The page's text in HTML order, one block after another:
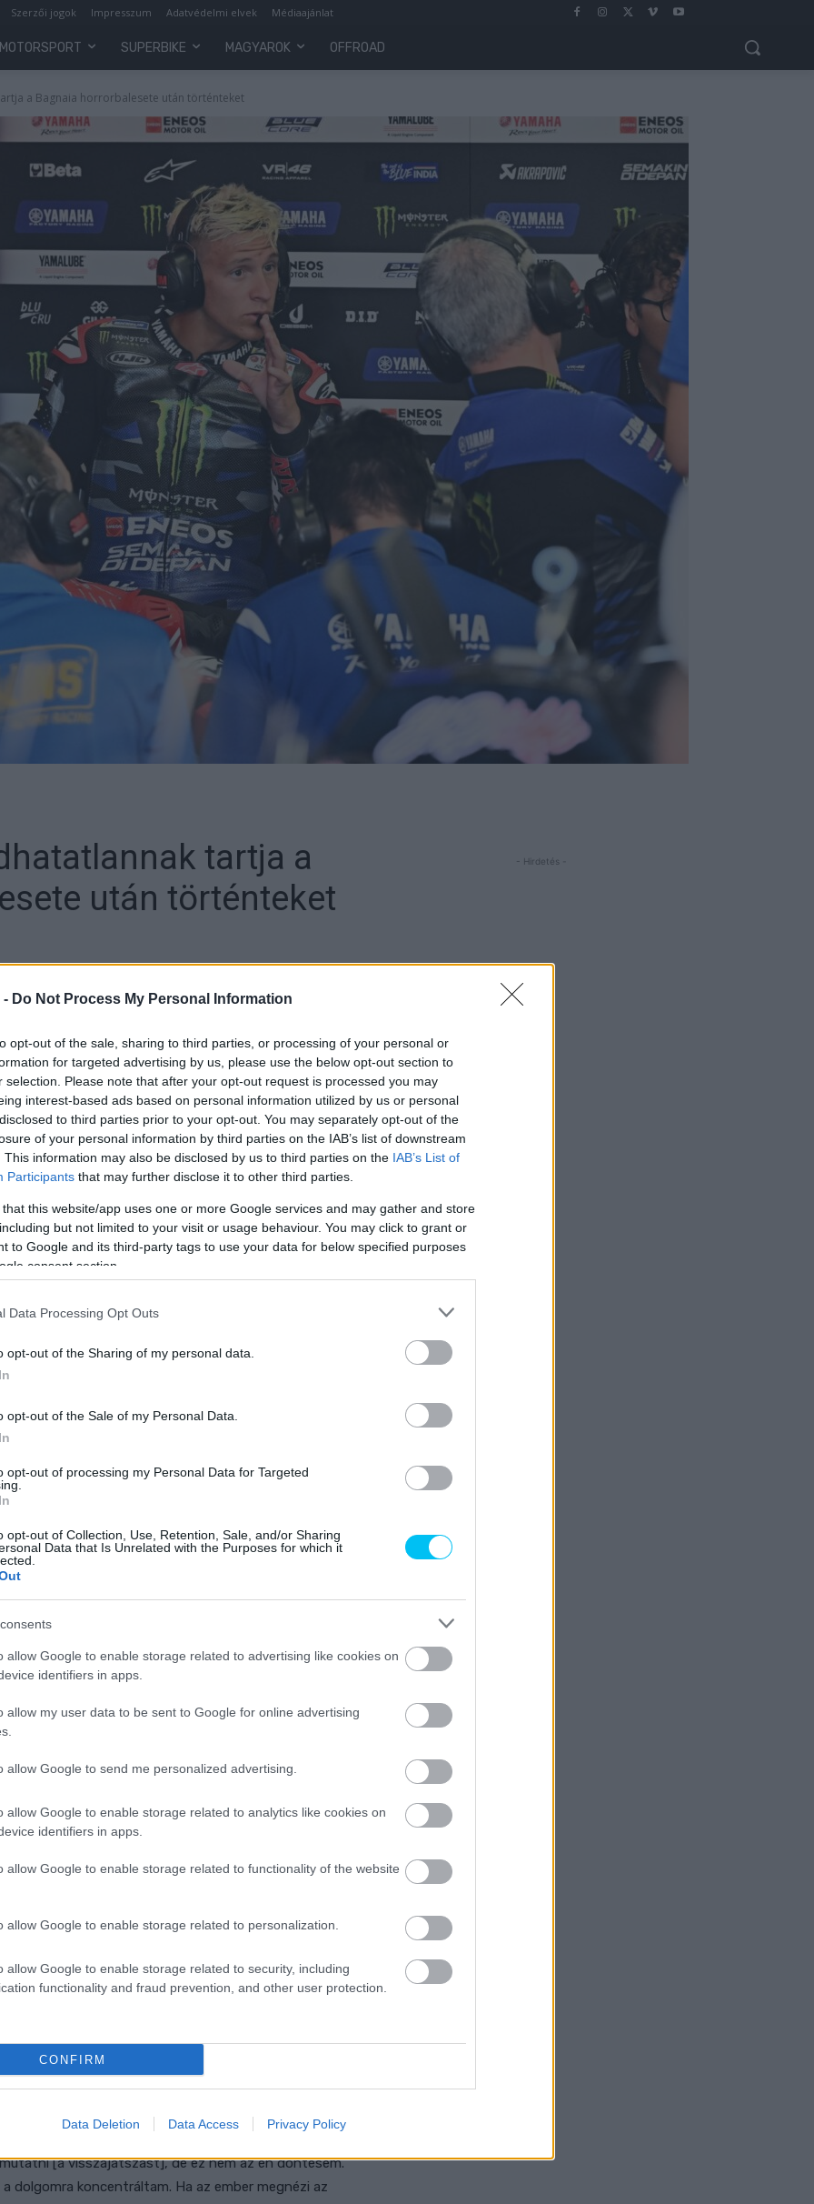
- Do Not Process My Personal Information
opt-out of the sale, sharing to third parties, or processing of your personal or
for targeted advertising by us, please use the below opt-out section to
selection. Please note that after your opt-out request is processed you may
interest-based ads based on personal information utilized by us or personal
to third parties prior to your opt-out. You may separately opt-out of the
of your personal information by third parties on the IAB’s list of downstream
This information may also be disclosed by us to third parties on the IAB’s List of
Participants that may further disclose it to other third parties.
that this website/app uses one or more Google services and may gather and store
but not limited to your visit or usage behaviour. You may click to grant or
to Google and its third-party tags to use your data for below specified purposes
consent section.
Data Processing Opt Outs
opt-out of the Sharing of my personal data.
opt-out of the Sale of my Personal Data.
opt-out of processing my Personal Data for Targeted
opt-out of Collection, Use, Retention, Sale, and/or Sharing
Data that Is Unrelated with the Purposes for which it
allow Google to enable storage related to advertising like cookies on
identifiers in apps.
allow my user data to be sent to Google for online advertising
allow Google to send me personalized advertising.
allow Google to enable storage related to analytics like cookies on
identifiers in apps.
allow Google to enable storage related to functionality of the website
allow Google to enable storage related to personalization.
allow Google to enable storage related to security, including
functionality and fraud prevention, and other user protection.
CONFIRM
Data Deletion Data Access Privacy Policy
Szerzői jogok Impresszum Adatvédelmi elvek Médiaajánlat
MOTORSPORT SUPERBIKE MAGYAROK OFFROAD
a Bagnaia horrorbalesete után történteket
tartja a
után történteket
Francesco Bagnaia balesetét még akkor is
amikor a mezőny nagy része az újraindításra készült.
ez nehéz, de több szempontból is árnyalta a
a Katalán Nagydíj első körében, miután egy
A címvédő szerencsére zúzódásokkal megúszta
A bukás természetesen a csütörtöki
az olasz pilóta elárulta, hogyan élte meg belülről, a
Twitter-oldalán nagyon hamar kiírták, hogy
Espargaró portimãói esése után, amely végül
amellett, hogy jó néhányszor visszalassították, a
és ez a rendezési elv Fabio Quartararónál
nyilatkozta. – Egyszer meg lehet, de végső soron
az ember, de utána gondolni kell arra, hogy
Már így is nehéz mentálisan, aztán még egy nagy
rosszabb is lehetett volna. Tudjuk, hogy amikor
tudhatjuk, hogy eltört egy karja és két lába, vagy
[megismétlik], számomra rendben van, de hogy az
az nem volt szép.”
is egyetértett, és mindketten kijelentették, hogy a
visszajátszása nem volt optimális. Marc
és amellett, hogy bizonyos szempontból
nem volt kötelező nézni a képernyőt, másrészt a
arra, hogy mi és hogyan történt.
hogy ennyiszer látják azt a bukást, különösen akkor,
jól volt, és a pályabírók is azt mondták, hogy jól
rendben van, csak mindent ellenőrizni kell. Ez a
[a visszajátszást], de ez nem az én döntésem.
dolgomra koncentráltam. Ha az ember megnézi az
- Hirdetés -